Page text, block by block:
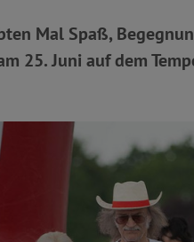
Mal Spaß,
25. Juni auf dem